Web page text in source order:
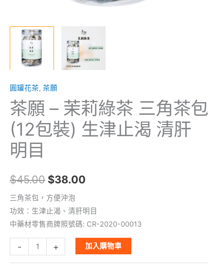
圓罐花茶, 茶願
茶願 – 茉莉綠茶 三角茶包
(12包裝) 生津止渴 清肝
明目
$45.00 $38.00
三角茶包，方便沖泡
功效：生津止渴、清肝明目
中藥材零售商牌照號碼: CR-2020-00013
-
明
目
數
量
+ 加入購物車